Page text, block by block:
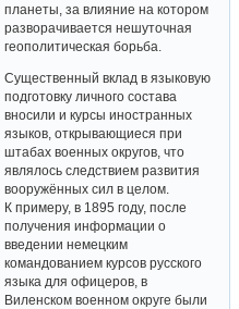
планеты, за влияние на котором
разворачивается нешуточная
геополитическая борьба.
Существенный вклад в языковую
подготовку личного состава
вносили и курсы иностранных
языков, открывающиеся при
штабах военных округов, что
являлось следствием развития
вооружённых сил в целом.
К примеру, в 1895 году, после
получения информации о
введении немецким
командованием курсов русского
языка для офицеров, в
Виленском военном округе были